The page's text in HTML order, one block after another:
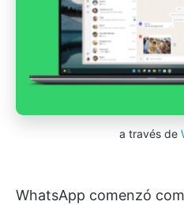
a través de
WhatsApp comenzó